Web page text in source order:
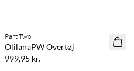
NYHED
Part Two
OlilanaPW Overtøj
999,95 kr.